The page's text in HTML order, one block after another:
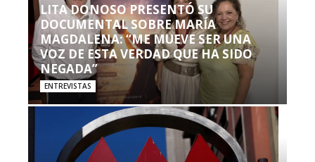
LITA DONOSO PRESENTÓ SU
DOCUMENTAL SOBRE MARÍA
MAGDALENA: “ME MUEVE SER UNA
VOZ DE ESTA VERDAD QUE HA SIDO
NEGADA”
ENTREVISTAS